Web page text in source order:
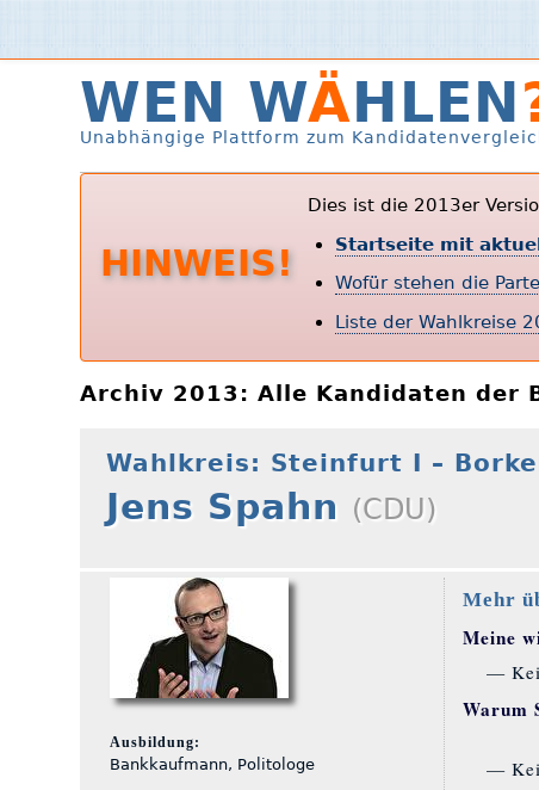
WEN WÄHLEN
Unabhängige Plattform zum
HINWEIS!
Dies ist die 2013er
Startseite mit
Wofür stehen die
Liste der Wahlkreise
Archiv 2013: Alle Kandidaten der
Wahlkreis: Steinfurt I –
Jens Spahn (CDU)
Ausbildung:
Bankkaufmann, Politologe
Mehr
Meine
—
Warum
—